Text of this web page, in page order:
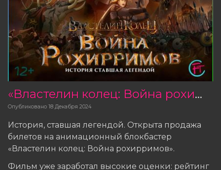
«Властелин колец: Война рохирримов» — билеты в продаже
Опубликовано 18 Декабря 2024
История, ставшая легендой. Открыта продажа
билетов на анимационный блокбастер
«Властелин колец: Война рохирримов».
Фильм уже заработал высокие оценки: рейтинг